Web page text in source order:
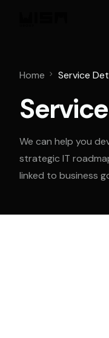
Home Service
We can help you
strategic IT
linked to business